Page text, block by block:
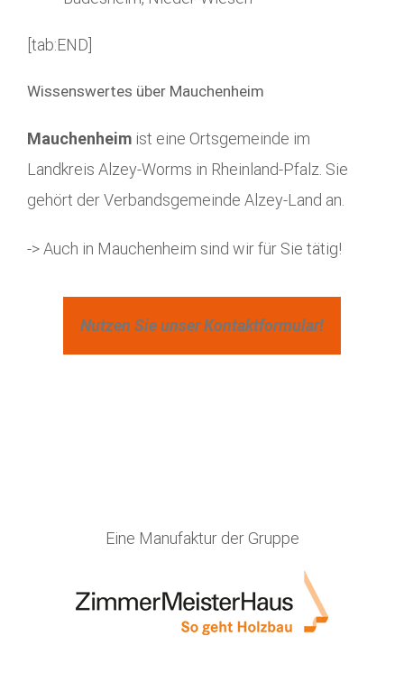
[tab:END]
Wissenswertes über Mauchenheim
Mauchenheim ist eine Ortsgemeinde im
Landkreis Alzey-Worms in Rheinland-Pfalz. Sie
gehört der Verbandsgemeinde Alzey-Land an.
-> Auch in Mauchenheim sind wir für Sie tätig!
Nutzen Sie unser Kontaktformular!
Eine Manufaktur der Gruppe